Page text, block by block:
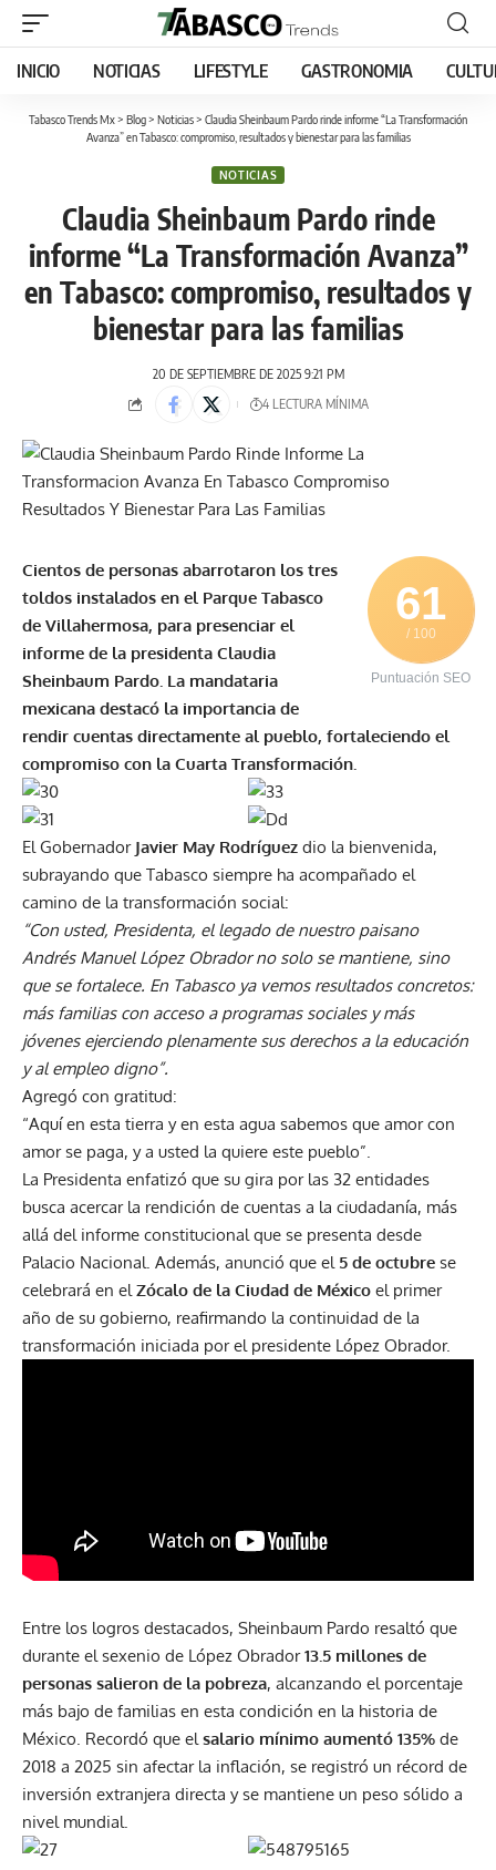
INICIO NOTICIAS LIFESTYLE GASTRONOMIA
Tabasco Trends Mx> Blog> Noticias> Claudia Sheinbaum Pardo rinde informe “La Transformación
Avanza” en Tabasco: compromiso, resultados y bienestar para las familias
NOTICIAS
Claudia Sheinbaum Pardo rinde
informe “La Transformación Avanza”
en Tabasco: compromiso, resultados y
bienestar para las familias
20 DE SEPTIEMBRE DE 2025 9:21 PM
4 LECTURA MÍNIMA
61
/ 100
Puntuación SEO
Cientos de personas abarrotaron los tres
toldos instalados en el Parque Tabasco
de Villahermosa, para presenciar el
informe de la presidenta Claudia
Sheinbaum Pardo. La mandataria
mexicana destacó la importancia de
rendir cuentas directamente al pueblo, fortaleciendo el
compromiso con la Cuarta Transformación.
El Gobernador Javier May Rodríguez dio la bienvenida,
subrayando que Tabasco siempre ha acompañado el
camino de la transformación social:
“Con usted, Presidenta, el legado de nuestro paisano
Andrés Manuel López Obrador no solo se mantiene, sino
que se fortalece. En Tabasco ya vemos resultados concretos:
más familias con acceso a programas sociales y más
jóvenes ejerciendo plenamente sus derechos a la educación
y al empleo digno”.
Agregó con gratitud:
“Aquí en esta tierra y en esta agua sabemos que amor con
amor se paga, y a usted la quiere este pueblo”.
La Presidenta enfatizó que su gira por las 32 entidades
busca acercar la rendición de cuentas a la ciudadanía, más
allá del informe constitucional que se presenta desde
Palacio Nacional. Además, anunció que el 5 de octubre se
celebrará en elZócalo de la Ciudad de México el primer
año de su gobierno, reafirmando la continuidad de la
transformación iniciada por el presidente López Obrador.
Entre los logros destacados, Sheinbaum Pardo resaltó que
durante el sexenio de López Obrador13.5 millones de
personas salieron de la pobreza, alcanzando el porcentaje
más bajo de familias en esta condición en la historia de
México. Recordó que el salario mínimo aumentó 135% de
2018 a 2025 sin afectar la inflación, se registró un récord de
inversión extranjera directa y se mantiene un peso sólido a
nivel mundial.